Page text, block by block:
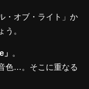
・オブ・ライト」か
う。
色…。そこに重なる